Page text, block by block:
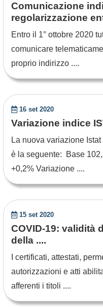
Comunicazione
regolarizzazione
Entro il 1° ottobre 2020
comunicare
proprio indirizzo ....
16 set 2020
Variazione indice
La nuova variazione
è la seguente: Base
+0,2% Variazione ....
15 set 2020
COVID-19: validità
della ....
I certificati, attestati,
autorizzazioni e atti
afferenti i titoli ....